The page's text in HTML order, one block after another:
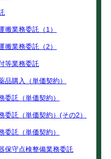
搬業務委託（1）
搬業務委託（2）
等業務委託
品購入（単価契約）
委託（単価契約）
委託（単価契約）(その2）
委託（単価契約）
保守点検整備業務委託